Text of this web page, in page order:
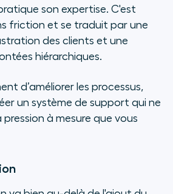
son expertise. C'est
friction et se traduit par une
des clients et une
hiérarchiques.
d’améliorer les processus,
un système de support qui ne
à mesure que vous